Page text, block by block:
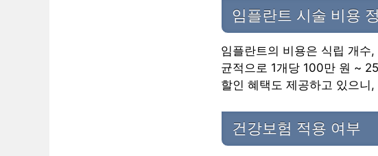
임플란트 시술 비용
임플란트의 비용은 식립 개수
균적으로 1개당 100만 원 ~
할인 혜택도 제공하고 있으니
건강보험 적용 여부